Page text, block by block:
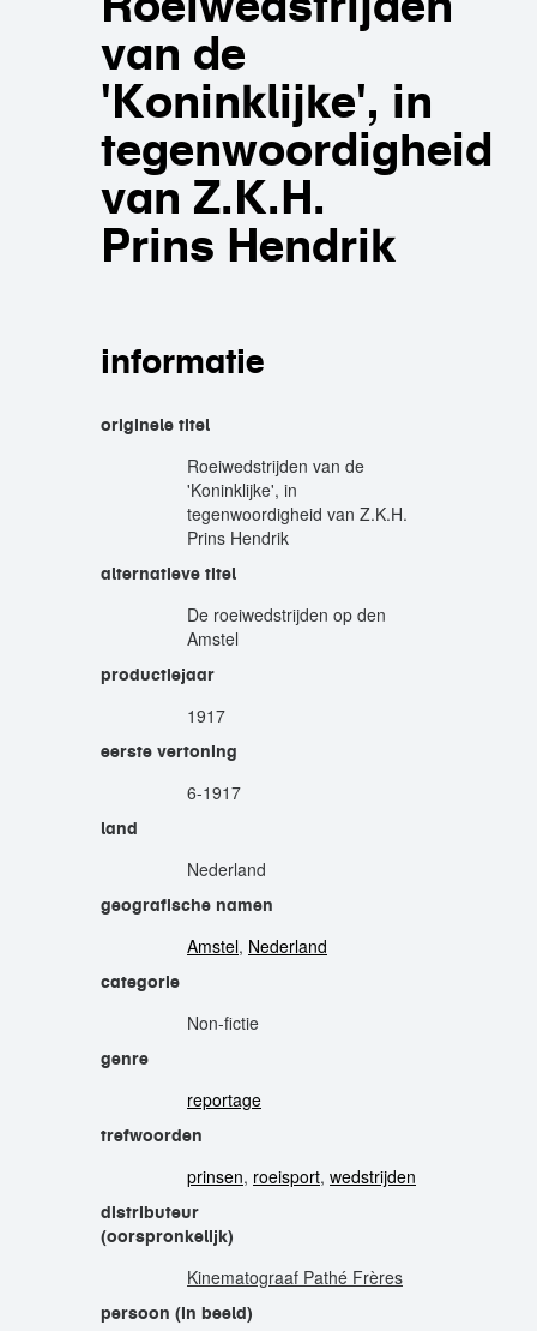
van de
'Koninklijke', in
tegenwoordigheid
van Z.K.H.
Prins Hendrik
informatie
originele titel
Roeiwedstrijden van de
'Koninklijke', in
tegenwoordigheid van Z.K.H.
Prins Hendrik
alternatieve titel
De roeiwedstrijden op den
Amstel
productiejaar
1917
eerste vertoning
6-1917
land
Nederland
geografische namen
Amstel, Nederland
categorie
Non-fictie
genre
reportage
trefwoorden
prinsen, roeisport, wedstrijden
distributeur
(oorspronkelijk)
Kinematograaf Pathé Frères
persoon (in beeld)